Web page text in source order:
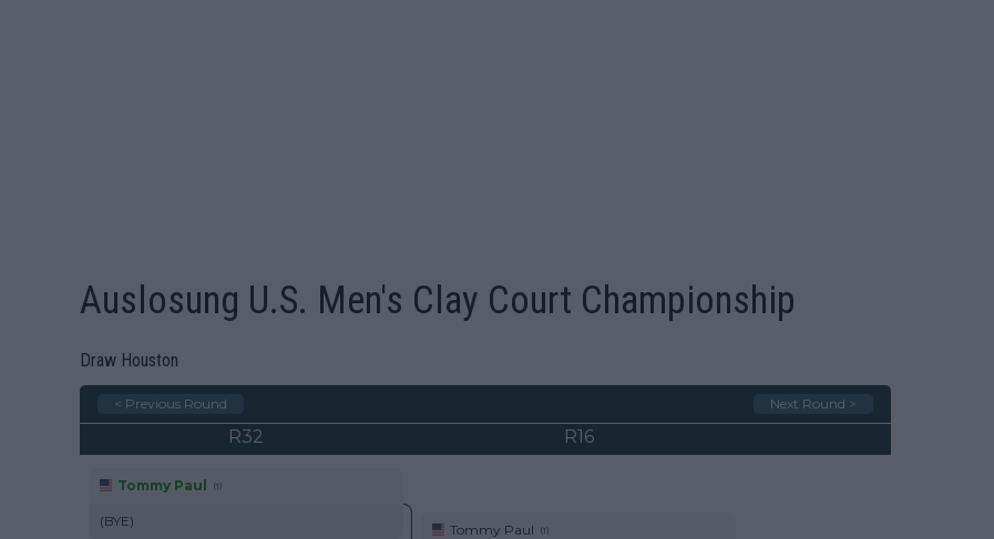
Auslosung U.S. Men's Clay Court Championship
Draw Houston
< Previous Round Next Round >
R32
Tommy Paul (1)
(BYE)
R16
Tommy Paul (1)